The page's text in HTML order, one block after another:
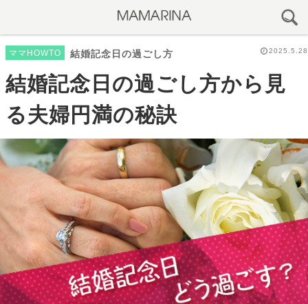
ママHOWTO 結婚記念日の過ごし方 2025.5.28
結婚記念日の過ごし方から見
る夫婦円満の秘訣